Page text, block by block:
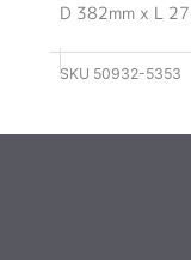
D 382mm x L
SKU 50932-5353